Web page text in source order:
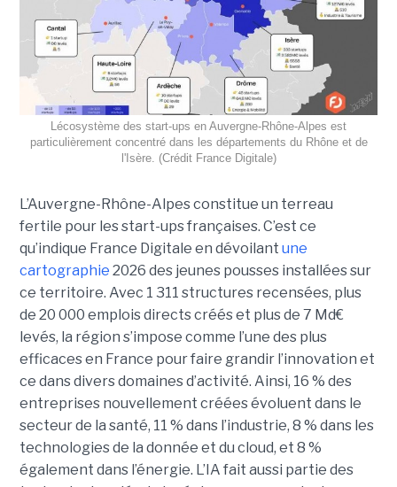
Lécosystème des start-ups en Auvergne-Rhône-Alpes est
particulièrement concentré dans les départements du Rhône et de
l'Isère. (Crédit France Digitale)
L’Auvergne-Rhône-Alpes constitue un terreau
fertile pour les start-ups françaises. C’est ce
qu’indique France Digitale en dévoilant une
cartographie 2026 des jeunes pousses installées sur
ce territoire. Avec 1 311 structures recensées, plus
de 20 000 emplois directs créés et plus de 7 Md€
levés, la région s’impose comme l’une des plus
efficaces en France pour faire grandir l’innovation et
ce dans divers domaines d’activité. Ainsi, 16 % des
entreprises nouvellement créées évoluent dans le
secteur de la santé, 11 % dans l’industrie, 8 % dans les
technologies de la donnée et du cloud, et 8 %
également dans l’énergie. L’IA fait aussi partie des